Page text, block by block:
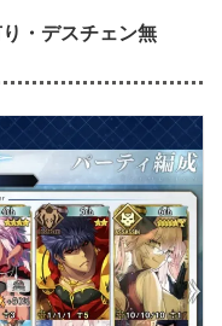
・デスチェン無